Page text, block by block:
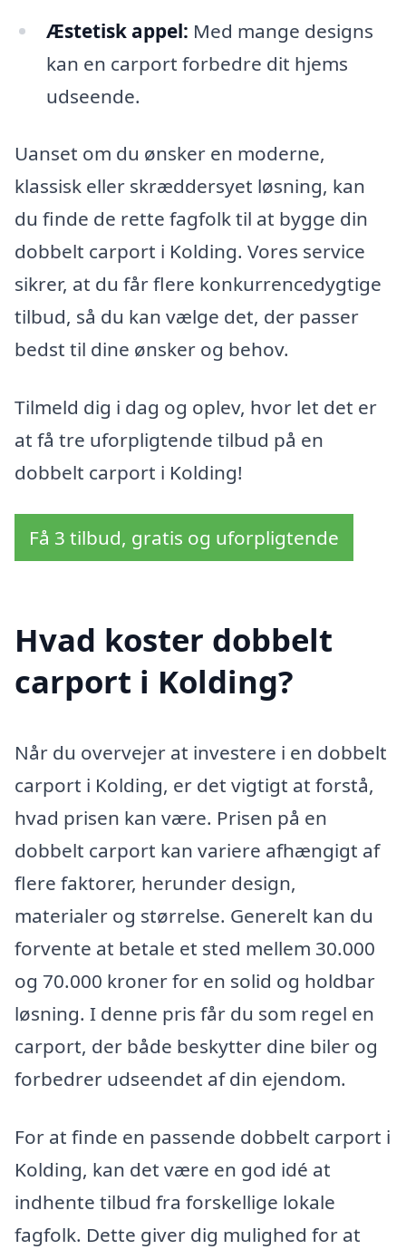
Æstetisk appel: Med mange designs
kan en carport forbedre dit hjems
udseende.
Uanset om du ønsker en moderne,
klassisk eller skræddersyet løsning, kan
du finde de rette fagfolk til at bygge din
dobbelt carport i Kolding. Vores service
sikrer, at du får flere konkurrencedygtige
tilbud, så du kan vælge det, der passer
bedst til dine ønsker og behov.
Tilmeld dig i dag og oplev, hvor let det er
at få tre uforpligtende tilbud på en
dobbelt carport i Kolding!
Få 3 tilbud, gratis og uforpligtende
Hvad koster dobbelt
carport i Kolding?
Når du overvejer at investere i en dobbelt
carport i Kolding, er det vigtigt at forstå,
hvad prisen kan være. Prisen på en
dobbelt carport kan variere afhængigt af
flere faktorer, herunder design,
materialer og størrelse. Generelt kan du
forvente at betale et sted mellem 30.000
og 70.000 kroner for en solid og holdbar
løsning. I denne pris får du som regel en
carport, der både beskytter dine biler og
forbedrer udseendet af din ejendom.
For at finde en passende dobbelt carport i
Kolding, kan det være en god idé at
indhente tilbud fra forskellige lokale
fagfolk. Dette giver dig mulighed for at